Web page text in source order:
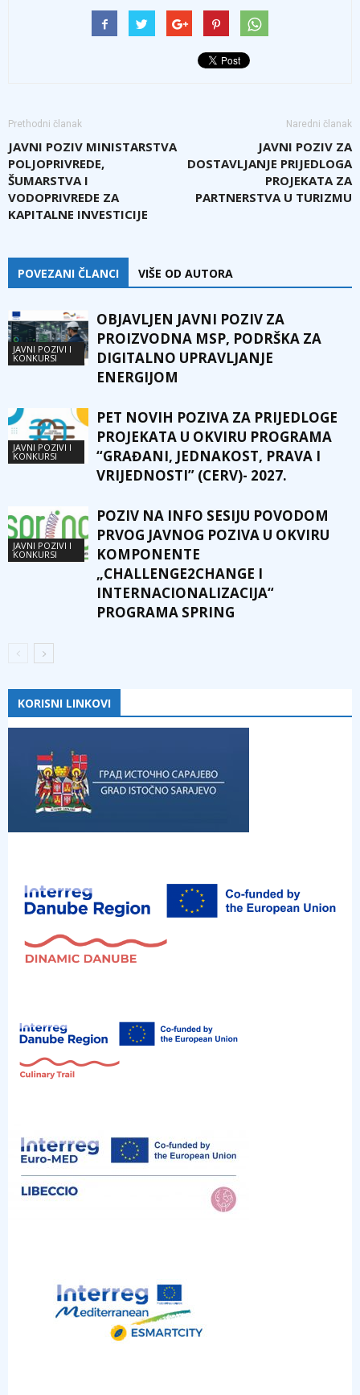
Prethodni članak
JAVNI POZIV MINISTARSTVA
POLJOPRIVREDE,
ŠUMARSTVA I
VODOPRIVREDE ZA
KAPITALNE INVESTICIJE
Naredni članak
JAVNI POZIV ZA
DOSTAVLJANJE PRIJEDLOGA
PROJEKATA ZA
PARTNERSTVA U TURIZMU
POVEZANI ČLANCI VIŠE OD AUTORA
JAVNI POZIVI I
KONKURSI
OBJAVLJEN JAVNI POZIV ZA
PROIZVODNA MSP, PODRŠKA ZA
DIGITALNO UPRAVLJANJE
ENERGIJOM
JAVNI POZIVI I
KONKURSI
PET NOVIH POZIVA ZA PRIJEDLOGE
PROJEKATA U OKVIRU PROGRAMA
“GRAĐANI, JEDNAKOST, PRAVA I
VRIJEDNOSTI” (CERV)- 2027.
JAVNI POZIVI I
KONKURSI
POZIV NA INFO SESIJU POVODOM
PRVOG JAVNOG POZIVA U OKVIRU
KOMPONENTE
„CHALLENGE2CHANGE I
INTERNACIONALIZACIJA“
PROGRAMA SPRING
KORISNI LINKOVI